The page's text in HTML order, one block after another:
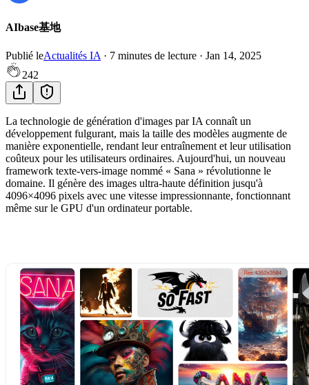
AIbase基地
Publié leActualités IA · 7 minutes de lecture · Jan 14, 2025
242
La technologie de génération d'images par IA connaît un
développement fulgurant, mais la taille des modèles augmente de
manière exponentielle, rendant leur entraînement et leur utilisation
coûteux pour les utilisateurs ordinaires. Aujourd'hui, un nouveau
framework texte-vers-image nommé « Sana » révolutionne le
domaine. Il génère des images ultra-haute définition jusqu'à
4096×4096 pixels avec une vitesse impressionnante, fonctionnant
même sur le GPU d'un ordinateur portable.